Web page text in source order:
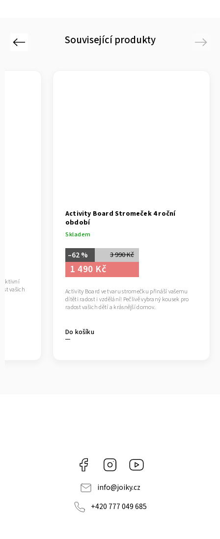
Související produkty
Previous
aktivní
vašich
Activity Board Stromeček 4 roční
období
Skladem
3 990 Kč
–62 %
1 490 Kč
Do košíku
Activity Board ve tvaru stromečku přináší vašemu
dítěti radost i vzdělání! Pečlivě vybraný kousek pro
radost vašich dětí a krásnější domov.
Next
Facebook Instagram
info@joiky.cz
+420 777 049 685